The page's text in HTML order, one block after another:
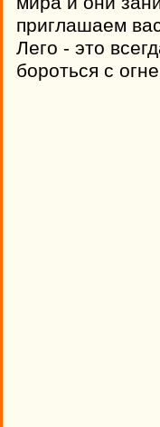
приглашаем
Лего - это
бороться с